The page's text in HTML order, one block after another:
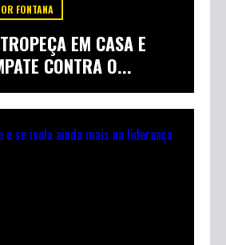
FONTANA
EM CASA E
CONTRA O...